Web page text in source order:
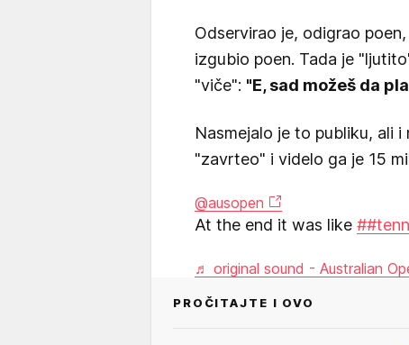
Odservirao je, odigrao
izgubio poen. Tada je
"viče": "E, sad možeš da
Nasmejalo je to publiku, ali
"zavrteo" i videlo ga je 15
@ausopen
At the end it was like
♬ original sound - Australian
PROČITAJTE I OVO